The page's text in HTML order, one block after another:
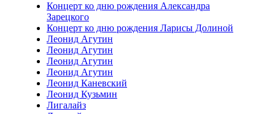
Концерт ко дню рождения Александра
Зарецкого
Концерт ко дню рождения Ларисы Долиной
Леонид Агутин
Леонид Агутин
Леонид Агутин
Леонид Агутин
Леонид Каневский
Леонид Кузьмин
Лигалайз